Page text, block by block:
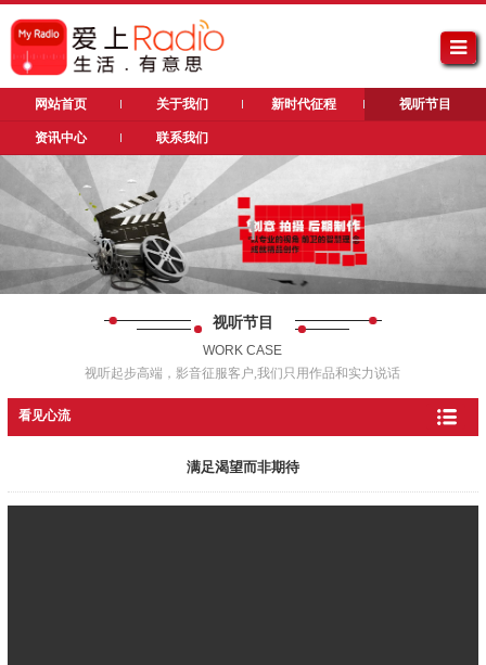
网站首页 关于我们 新时代征程 视听节目
资讯中心 联系我们
视听节目
WORK CASE
视听起步高端，影音征服客户,我们只用作品和实力说话
看见心流
满足渴望而非期待